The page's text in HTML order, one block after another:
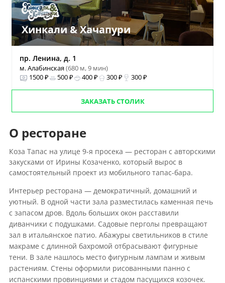
Хинкали & Хачапури
пр. Ленина, д. 1
м. Алабинская(680 м, 9 мин)
1500 ₽
500 ₽ 400 ₽ 300 ₽ 300 ₽
ЗАКАЗАТЬ СТОЛИК
О ресторане
Коза Тапас на улице 9-я просека — ресторан с авторскими
закусками от Ирины Козаченко, который вырос в
самостоятельный проект из мобильного тапас-бара.
Интерьер ресторана — демократичный, домашний и
уютный. В одной части зала разместилась каменная печь
с запасом дров. Вдоль больших окон расставили
диванчики с подушками. Садовые перголы превращают
зал в итальянское патио. Абажуры светильников в стиле
макраме с длинной бахромой отбрасывают фигурные
тени. В зале нашлось место фигурным лампам и живым
растениям. Стены оформили рисованными панно с
испанскими провинциями и стадом пасущихся козочек.